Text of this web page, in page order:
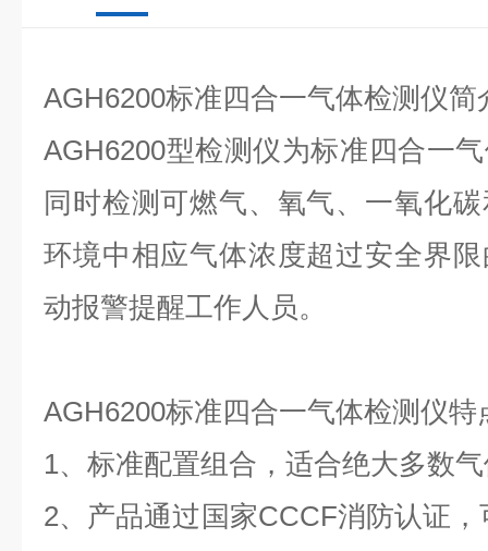
AGH6200标准四合一气体检测仪简
AGH6200型检测仪为标准四合一
同时检测可燃气、氧气、一氧化
环境中相应气体浓度超过安全界
动报警提醒工作人员。
AGH6200标准四合一气体检测仪特
1、标准配置组合，适合绝大多数
2、产品通过国家CCCF消防认证